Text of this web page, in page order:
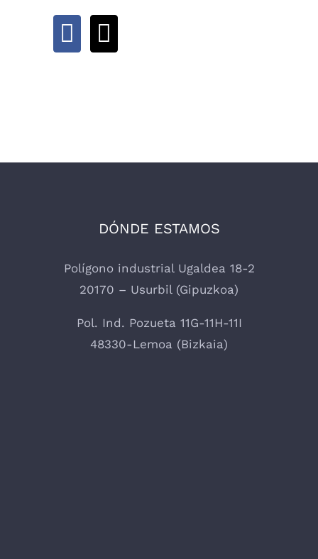
DÓNDE ESTAMOS
Polígono industrial Ugaldea 18-2
20170 – Usurbil (Gipuzkoa)
Pol. Ind. Pozueta 11G-11H-11I
48330-Lemoa (Bizkaia)